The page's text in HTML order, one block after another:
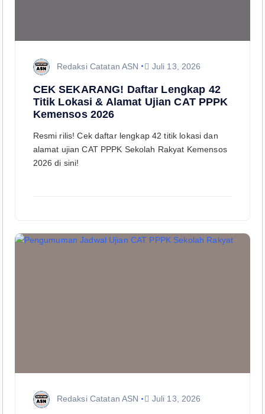
Redaksi Catatan ASN Juli 13, 2026
CEK SEKARANG! Daftar Lengkap 42
Titik Lokasi & Alamat Ujian CAT PPPK
Kemensos 2026
Resmi rilis! Cek daftar lengkap 42 titik lokasi dan
alamat ujian CAT PPPK Sekolah Rakyat Kemensos
2026 di sini!
Redaksi Catatan ASN Juli 13, 2026